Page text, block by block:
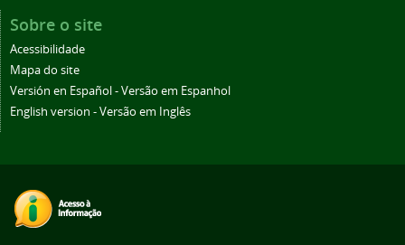
Sobre o site
Acessibilidade
Mapa do site
Versión en Español - Versão em Espanhol
English version - Versão em Inglês